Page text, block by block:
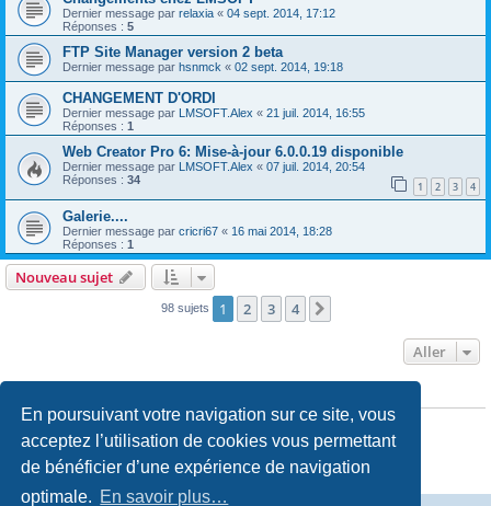
En poursuivant votre navigation sur ce site, vous
acceptez l’utilisation de cookies vous permettant
de bénéficier d’une expérience de navigation
optimale. En savoir plus…
Dernier message par relaxia « 04 sept. 2014, 17:12
Réponses : 5
FTP Site Manager version 2 beta
Dernier message par hsnmck « 02 sept. 2014, 19:18
CHANGEMENT D'ORDI
Dernier message par LMSOFT.Alex « 21 juil. 2014, 16:55
Réponses : 1
Web Creator Pro 6: Mise-à-jour 6.0.0.19 disponible
Dernier message par LMSOFT.Alex « 07 juil. 2014, 20:54
Réponses : 34 1 2 3 4
Galerie....
Dernier message par cricri67 « 16 mai 2014, 18:28
Réponses : 1
Nouveau sujet
98 sujets 1 2 3 4
Aller
Vousne pouvez paspublier de nouveaux sujets dans ce forum
Vousne pouvez pasrépondre aux sujets dans ce forum
Vousne pouvez pasmodifier vos messages dans ce forum
Vousne pouvez passupprimer vos messages dans ce forum
transférer de pièces jointes dans ce forum